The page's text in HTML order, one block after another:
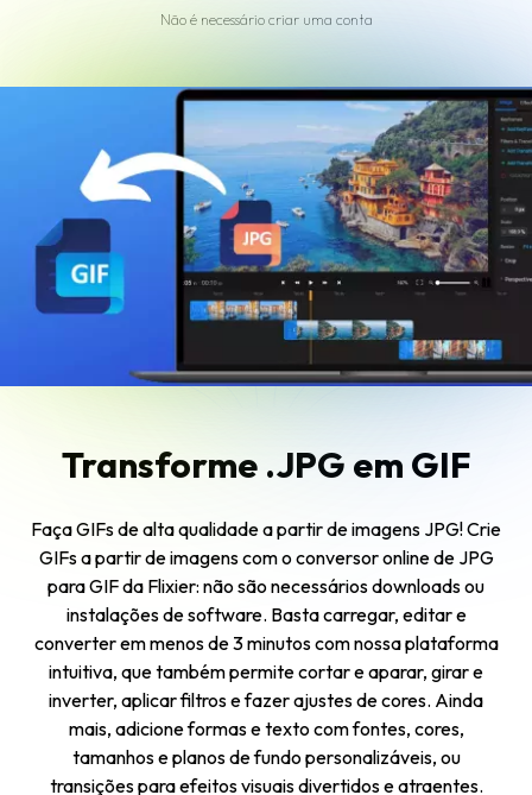
Não é necessário criar uma conta
Transforme .JPG em GIF
Faça GIFs de alta qualidade a partir de imagens JPG! Crie
GIFs a partir de imagens com o conversor online de JPG
para GIF da Flixier: não são necessários downloads ou
instalações de software. Basta carregar, editar e
converter em menos de 3 minutos com nossa plataforma
intuitiva, que também permite cortar e aparar, girar e
inverter, aplicar filtros e fazer ajustes de cores. Ainda
mais, adicione formas e texto com fontes, cores,
tamanhos e planos de fundo personalizáveis, ou
transições para efeitos visuais divertidos e atraentes.